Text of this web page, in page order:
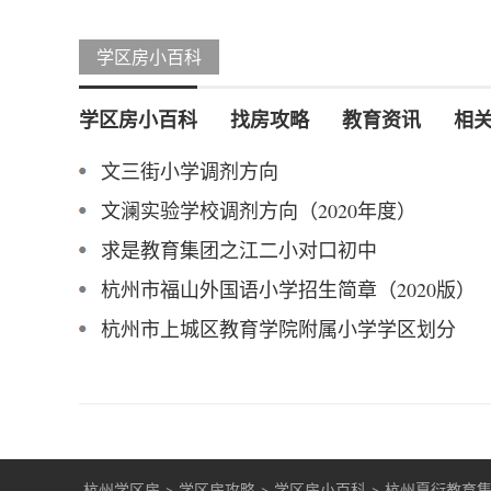
学区房小百科
学区房小百科 找房攻略 教育资讯 相
文三街小学调剂方向
文澜实验学校调剂方向（2020年度）
求是教育集团之江二小对口初中
杭州市福山外国语小学招生简章（2020版）
杭州市上城区教育学院附属小学学区划分